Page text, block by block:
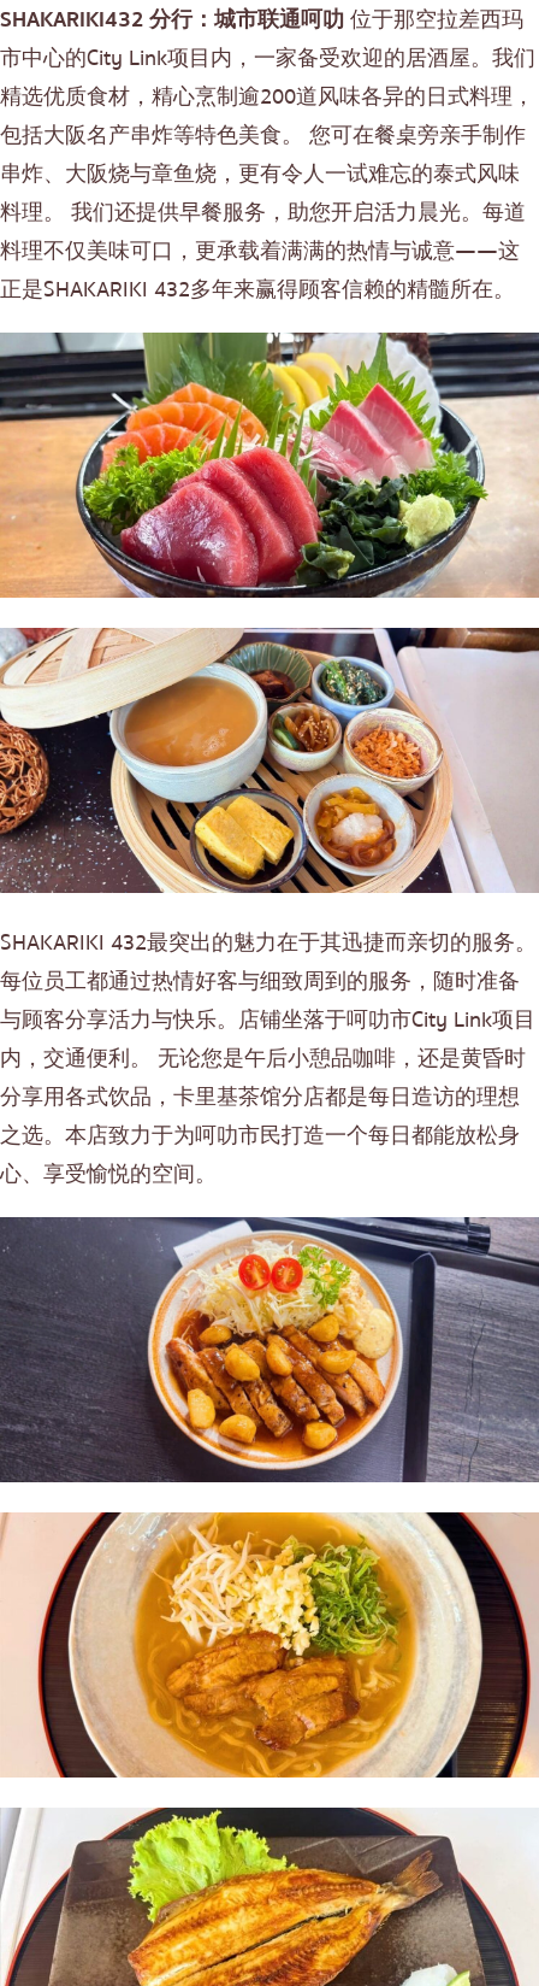
SHAKARIKI432 分行：城市联通呵叻位于那空拉差西玛
市中心的City Link项目内，一家备受欢迎的居酒屋。我们
精选优质食材，精心烹制逾200道风味各异的日式料理，
包括大阪名产串炸等特色美食。 您可在餐桌旁亲手制作
串炸、大阪烧与章鱼烧，更有令人一试难忘的泰式风味
料理。 我们还提供早餐服务，助您开启活力晨光。每道
料理不仅美味可口，更承载着满满的热情与诚意——这
正是SHAKARIKI 432多年来赢得顾客信赖的精髓所在。
SHAKARIKI 432最突出的魅力在于其迅捷而亲切的服务。
每位员工都通过热情好客与细致周到的服务，随时准备
与顾客分享活力与快乐。店铺坐落于呵叻市City Link项目
内，交通便利。 无论您是午后小憩品咖啡，还是黄昏时
分享用各式饮品，卡里基茶馆分店都是每日造访的理想
之选。本店致力于为呵叻市民打造一个每日都能放松身
心、享受愉悦的空间。